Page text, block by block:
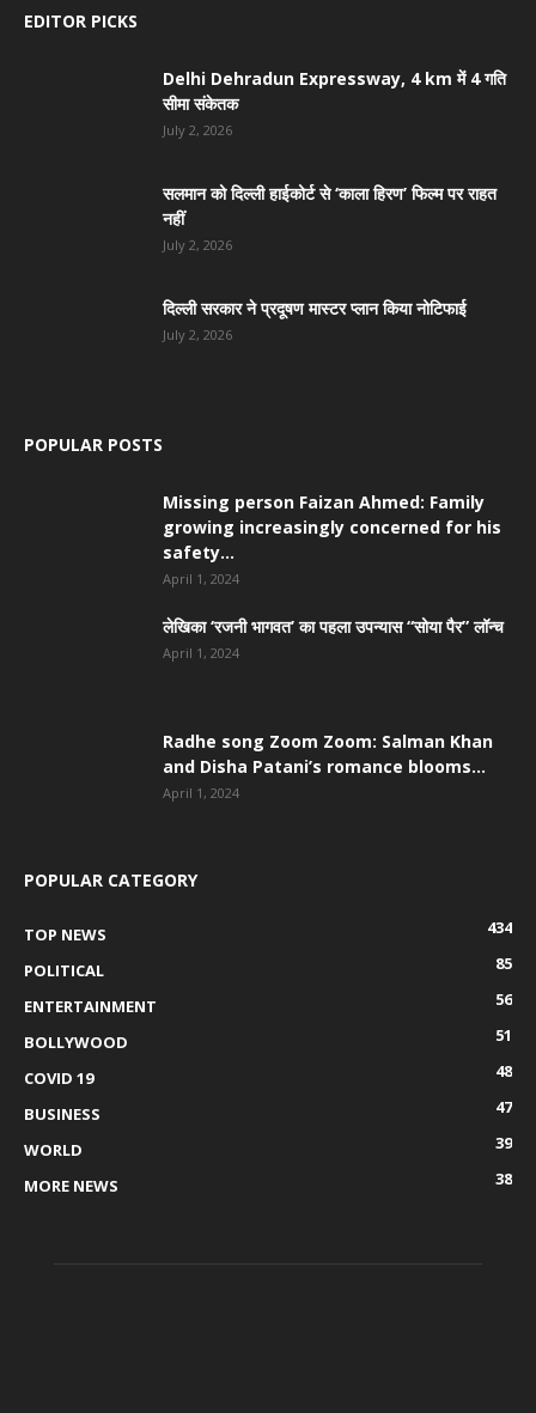
EDITOR PICKS
Delhi Dehradun Expressway, 4 km में 4 गति
सीमा संकेतक
July 2, 2026
सलमान को दिल्ली हाईकोर्ट से ‘काला हिरण’ फिल्म पर राहत
नहीं
July 2, 2026
दिल्ली सरकार ने प्रदूषण मास्टर प्लान किया नोटिफाई
July 2, 2026
POPULAR POSTS
Missing person Faizan Ahmed: Family
growing increasingly concerned for his
safety...
April 1, 2024
लेखिका ‘रजनी भागवत’ का पहला उपन्यास “सोया पैर” लॉन्च
April 1, 2024
Radhe song Zoom Zoom: Salman Khan
and Disha Patani’s romance blooms...
April 1, 2024
POPULAR CATEGORY
TOP NEWS
434
POLITICAL
85
ENTERTAINMENT
56
BOLLYWOOD
51
COVID 19
48
BUSINESS
47
WORLD
39
MORE NEWS
38